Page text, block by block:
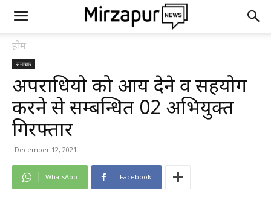
होम
समाचार
अपराधियो को आश्रय देने व सहयोग
करने से सम्बन्धित 02 अभियुक्त
गिरफ्तार
December 12, 2021
WhatsApp Facebook